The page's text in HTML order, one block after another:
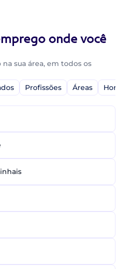
onde você
sua área, em todos os
Profissões Áreas Home-